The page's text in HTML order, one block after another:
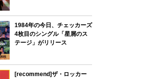
1984年の今日、チェッカーズ
4枚目のシングル「星屑のス
テージ」がリリース
[recommend]ザ・ロッカー